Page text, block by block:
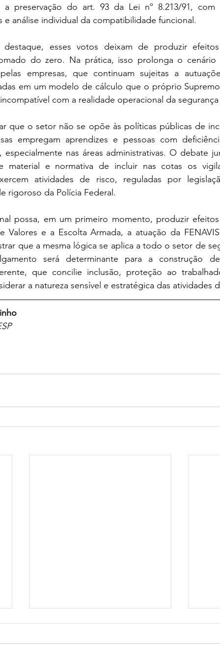
a preservação do art. 93 da Lei nº 8.213/91,
e análise individual da compatibilidade funcional.
esses votos deixam de produzir
do zero. Na prática, isso prolonga o cenário
empresas, que continuam sujeitas a
em um modelo de cálculo que o próprio
com a realidade operacional da
que o setor não se opõe às políticas públicas de
empregam aprendizes e pessoas com
especialmente nas áreas administrativas. O debate
material e normativa de incluir nas cotas os
atividades de risco, reguladas por
rigoroso da Polícia Federal.
possa, em um primeiro momento, produzir
Valores e a Escolta Armada, a atuação da
que a mesma lógica se aplica a todo o setor de
será determinante para a construção
que concilie inclusão, proteção ao
a natureza sensível e estratégica das atividades